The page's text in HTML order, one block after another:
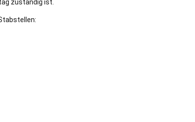
zuständig ist.